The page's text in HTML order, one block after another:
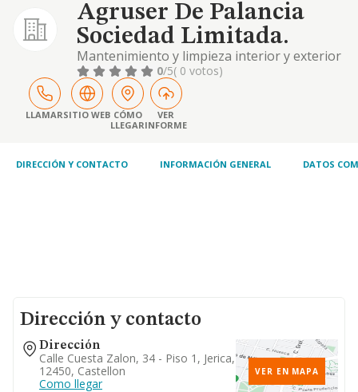
Agruser De Palancia
Sociedad Limitada.
Mantenimiento y limpieza interior y exterior
de edificios. trabajos de jardinería,
mantenimiento y conservación de parques,
jardines y elementos anejos. la ejecución de
obra, pública o privada, mantenimiento,
conservación y reforma de edificios e
por cuenta
0/5( 0 votos)
LLAMARSITIO WEB CÓMO
LLEGAR
VER
INFORME
DIRECCIÓN Y CONTACTO INFORMACIÓN GENERAL DATOS
Dirección y contacto
Dirección
Calle Cuesta Zalon, 34 - Piso 1, Jerica,
12450, Castellon
Como llegar
VER EN MAPA